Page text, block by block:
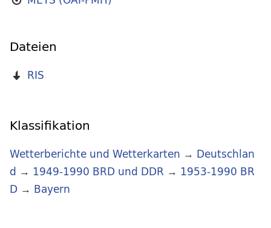
Dateien
RIS
Klassifikation
Wetterberichte und Wetterkarten → Deutschlan
d → 1949-1990 BRD und DDR → 1953-1990 BR
D → Bayern